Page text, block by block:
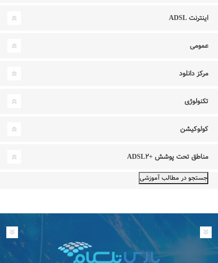
اینترنت ADSL
عمومی
مرکز دانلود
تکنولوژی
کولوکیشن
مناطق تحت پوشش +ADSL۲